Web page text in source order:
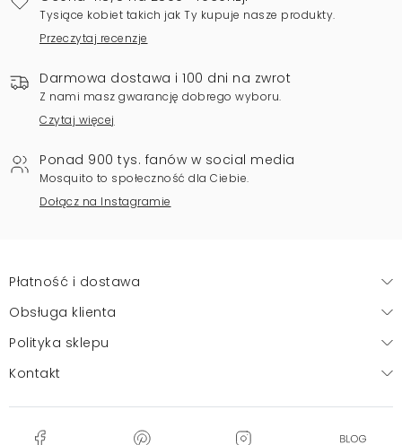
Tysiące kobiet takich jak Ty kupuje nasze produkty.
Przeczytaj recenzje
Darmowa dostawa i 100 dni na zwrot
Z nami masz gwarancję dobrego wyboru.
Czytaj więcej
Ponad 900 tys. fanów w social media
Mosquito to społeczność dla Ciebie.
Dołącz na Instagramie
Płatność i dostawa
Obsługa klienta
Polityka sklepu
Kontakt